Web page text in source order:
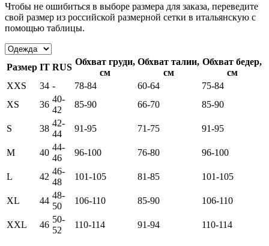
Чтобы не ошибиться в выборе размера для заказа, переведите
свой размер из российской размерной сетки в итальянскую с
помощью таблицы.
Размер IT RUS
Обхват груди,
см
Обхват талии,
см
Обхват бедер,
см
XXS
34 - 78-84 60-64
75-84
XS
36
40-
42
85-90 66-70 85-90
S 38
42-
44
91-95 71-75 91-95
M 40
44-
46
96-100 76-80 96-100
L 42
46-
48
101-105 81-85 101-105
XL 44
48-
50
106-110 85-90 106-110
XXL 46
50-
52
110-114 91-94 110-114